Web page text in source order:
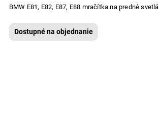
BMW E81, E82, E87, E88 mračítka na predné svetlá
Dostupné na objednanie